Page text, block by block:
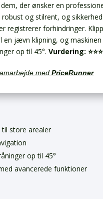
der ønsker en
robust og stilrent, og
registrerer forhindringer.
en jævn klipning, og maskinen
op til 45°.Vurdering:
medPriceRunner
til store arealer
op til 45°
avancerede funktioner